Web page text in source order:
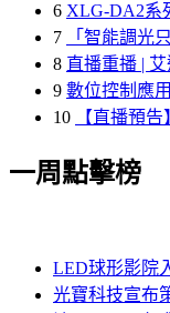
6 XLG-DA2系
7
「智能調光
8 直播重播 |
9 數位控制應
10
【直播預
一周點擊榜
LED球形影院
光寶科技宣布